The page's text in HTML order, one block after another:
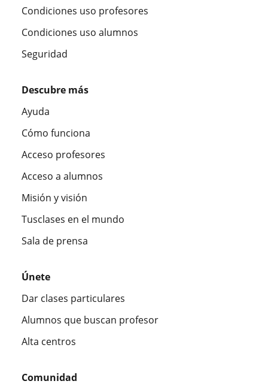
Condiciones uso profesores
Condiciones uso alumnos
Seguridad
Descubre más
Ayuda
Cómo funciona
Acceso profesores
Acceso a alumnos
Misión y visión
Tusclases en el mundo
Sala de prensa
Únete
Dar clases particulares
Alumnos que buscan profesor
Alta centros
Comunidad